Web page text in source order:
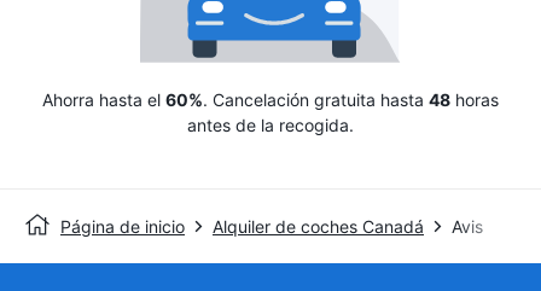
Ahorra hasta el 60%. Cancelación gratuita hasta 48 horas
antes de la recogida.
Página de inicio Alquiler de coches Canadá Avis